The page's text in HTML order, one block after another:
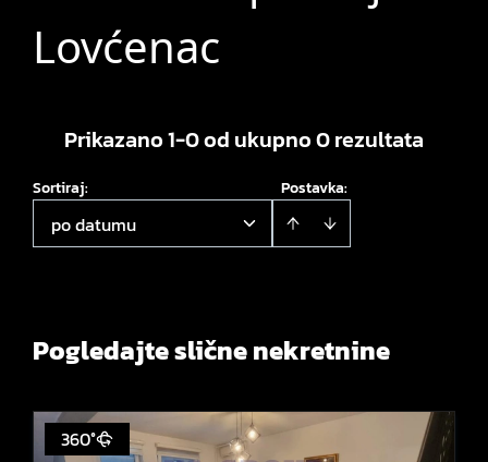
Lovćenac
Prikazano 1-0 od ukupno 0 rezultata
Postavka:
Sortiraj:
po datumu
Pogledajte slične nekretnine
360°